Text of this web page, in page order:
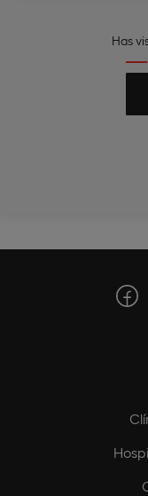
Has